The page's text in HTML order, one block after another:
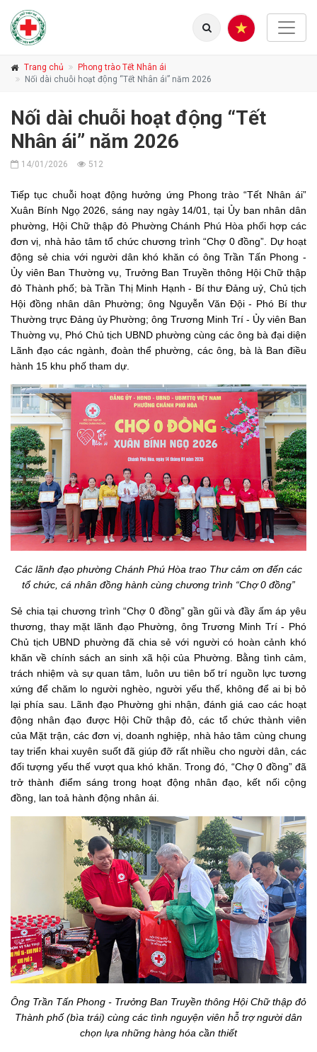
Trang chủ
Phong trào Tết Nhân ái
Nối dài chuỗi hoạt động “Tết Nhân ái” năm 2026
Nối dài chuỗi hoạt động “Tết
Nhân ái” năm 2026
14/01/2026 512
Tiếp tục chuỗi hoạt động hưởng ứng Phong trào “Tết Nhân ái”
Xuân Bính Ngọ 2026, sáng nay ngày 14/01, tại Ủy ban nhân dân
phường, Hội Chữ thập đỏ Phường Chánh Phú Hòa phối hợp các
đơn vị, nhà hảo tâm tổ chức chương trình “Chợ 0 đồng”. Dự hoạt
động sẻ chia với người dân khó khăn có ông Trần Tấn Phong -
Ủy viên Ban Thường vụ, Trưởng Ban Truyền thông Hội Chữ thập
đỏ Thành phố; bà Trần Thị Minh Hạnh - Bí thư Đảng uỷ, Chủ tịch
Hội đồng nhândân Phường; ông Nguyễn VănĐội - Phó Bí thư
Thường trực Đảngủy Phường;ông Trương Minh Trí - Ủy viên Ban
Thuờng vụ, Phó Chủ tịch UBND phường cùng các ông bà đại diện
Lãnh đạo các ngành, đoàn thể phường, các ông, bà là Ban điều
hành 15 khu phố tham dự.
Các lãnh đạo phường Chánh Phú Hòa trao Thư cảm ơn đến các
tổ chức, cá nhân đồng hành cùng chương trình “Chợ 0 đồng”
Sẻ chia tại chương trình “Chợ 0 đồng” gần gũi và đầy ấm áp yêu
thương, thay mặt lãnh đạo Phường, ông Trương Minh Trí - Phó
Chủ tịch UBND phường đã chia sẻ với người có hoàn cảnh khó
khăn về chính sách an sinh xã hội của Phường. Bằng tình cảm,
trách nhiệm và sự quan tâm, luôn ưu tiên bố trí nguồn lực tương
xứng để chăm lo người nghèo, người yếu thế, không để ai bị bỏ
lại phía sau. Lãnh đạo Phường ghi nhận, đánh giá cao các hoạt
động nhân đạo được Hội Chữ thập đỏ, các tổ chức thành viên
của Mặt trận, các đơn vị, doanh nghiệp, nhà hảo tâm cùng chung
tay triển khai xuyên suốt đã giúp đỡ rất nhiều cho người dân, các
đối tượng yếu thế vượt qua khó khăn. Trong đó, “Chợ 0 đồng” đã
trở thành điểm sáng trong hoạt động nhân đạo, kết nối cộng
đồng, lan toả hành động nhân ái.
Ông Trần Tấn Phong - Trưởng Ban Truyền thông Hội Chữ thập đỏ
Thành phố (bìa trái) cùng các tình nguyện viên hỗ trợ người dân
chọn lựa những hàng hóa cần thiết